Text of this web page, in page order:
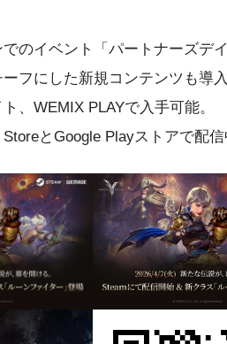
のイベント「パートナーズデ
フにした新規コンテンツも導入
、WEMIX PLAYで入手可能。
とGoogle Playストアで配信